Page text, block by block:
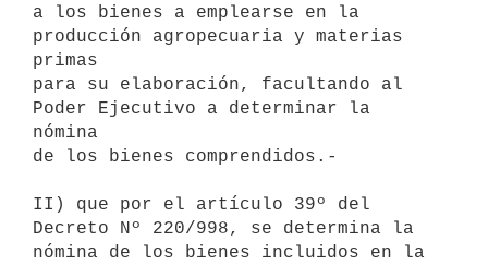
a los bienes a emplearse en la
producción agropecuaria y materias
primas
para su elaboración, facultando al
Poder Ejecutivo a determinar la
nómina
de los bienes comprendidos.-
II) que por el artículo 39º del
Decreto Nº 220/998, se determina la
nómina de los bienes incluidos en la